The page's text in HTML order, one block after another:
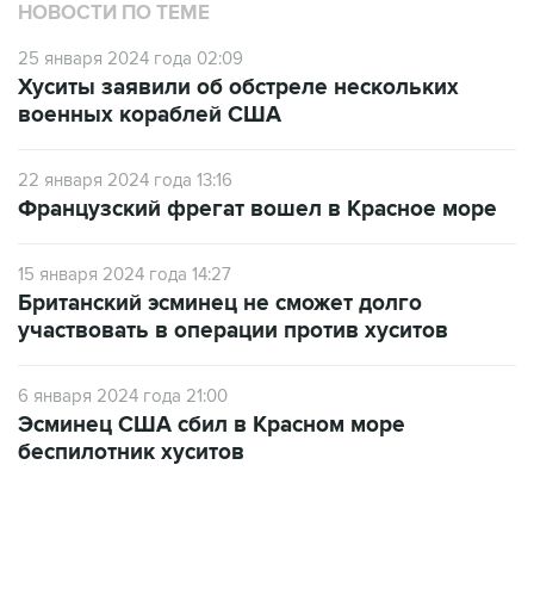
НОВОСТИ ПО ТЕМЕ
25 января 2024 года 02:09
Хуситы заявили об обстреле нескольких
военных кораблей США
22 января 2024 года 13:16
Французский фрегат вошел в Красное море
15 января 2024 года 14:27
Британский эсминец не сможет долго
участвовать в операции против хуситов
6 января 2024 года 21:00
Эсминец США сбил в Красном море
беспилотник хуситов